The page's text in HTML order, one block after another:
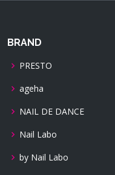
BRAND
PRESTO
ageha
NAIL DE DANCE
Nail Labo
by Nail Labo